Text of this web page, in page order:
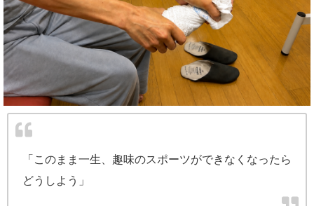
「このまま一生、趣味のスポーツができなくなったら
どうしよう」